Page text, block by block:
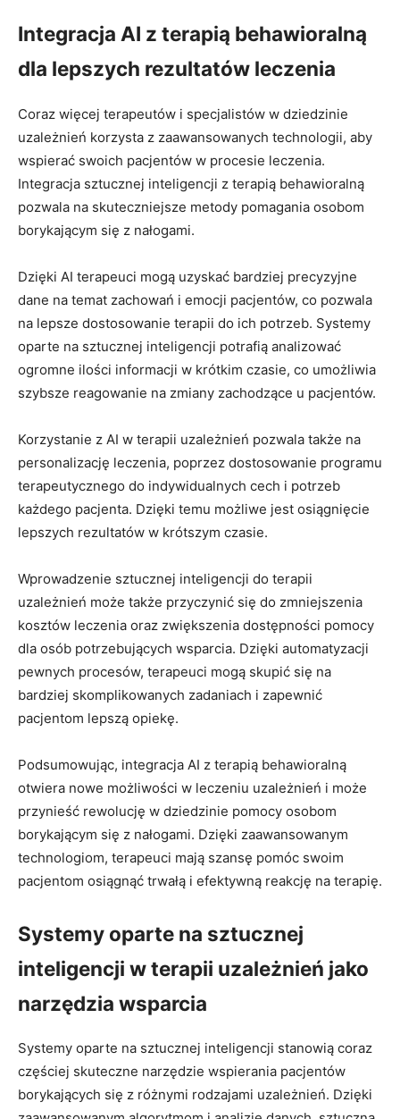
Integracja AI z terapią behawioralną
dla lepszych rezultatów leczenia
Coraz więcej terapeutów i specjalistów w dziedzinie
uzależnień korzysta z zaawansowanych technologii, aby
wspierać swoich pacjentów w procesie leczenia.
Integracja sztucznej inteligencji z terapią behawioralną
pozwala na skuteczniejsze metody pomagania osobom
borykającym się z nałogami.
Dzięki AI terapeuci mogą uzyskać bardziej precyzyjne
dane na temat zachowań i emocji pacjentów, co pozwala
na lepsze dostosowanie terapii do ich potrzeb. Systemy
oparte na sztucznej inteligencji potrafią analizować
ogromne ilości informacji w krótkim czasie, co umożliwia
szybsze reagowanie na zmiany zachodzące u pacjentów.
Korzystanie z AI w terapii uzależnień pozwala także na
personalizację leczenia, poprzez dostosowanie programu
terapeutycznego do indywidualnych cech i potrzeb
każdego pacjenta. Dzięki temu możliwe jest osiągnięcie
lepszych rezultatów w krótszym czasie.
Wprowadzenie sztucznej inteligencji do terapii
uzależnień może także przyczynić się do zmniejszenia
kosztów leczenia oraz zwiększenia dostępności pomocy
dla osób potrzebujących wsparcia. Dzięki automatyzacji
pewnych procesów, terapeuci mogą skupić się na
bardziej skomplikowanych zadaniach i zapewnić
pacjentom lepszą opiekę.
Podsumowując, integracja AI z terapią behawioralną
otwiera nowe możliwości w leczeniu uzależnień i może
przynieść rewolucję w dziedzinie pomocy osobom
borykającym się z nałogami. Dzięki zaawansowanym
technologiom, terapeuci mają szansę pomóc swoim
pacjentom osiągnąć trwałą i efektywną reakcję na terapię.
Systemy oparte na sztucznej
inteligencji w terapii uzależnień jako
narzędzia wsparcia
Systemy oparte na sztucznej inteligencji stanowią coraz
częściej skuteczne narzędzie wspierania pacjentów
borykających się z różnymi rodzajami uzależnień. Dzięki